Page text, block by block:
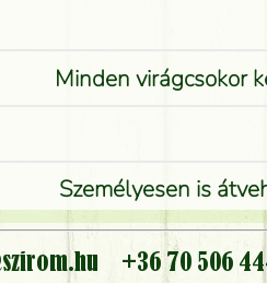
Minden virágcsokor
Személyesen is
+36 70 506